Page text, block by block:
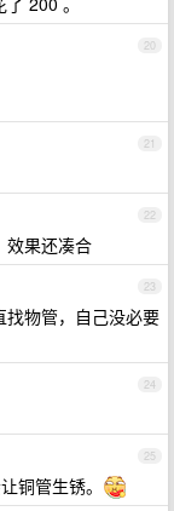
20
21
22
效果还凑合
23
物管，自己没必要
24
25
铜管生锈。